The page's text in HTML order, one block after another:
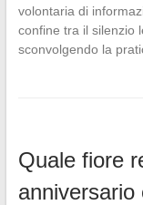
volontaria di
confine tra il silenzio
sconvolgendo la
Quale fiore
anniversario